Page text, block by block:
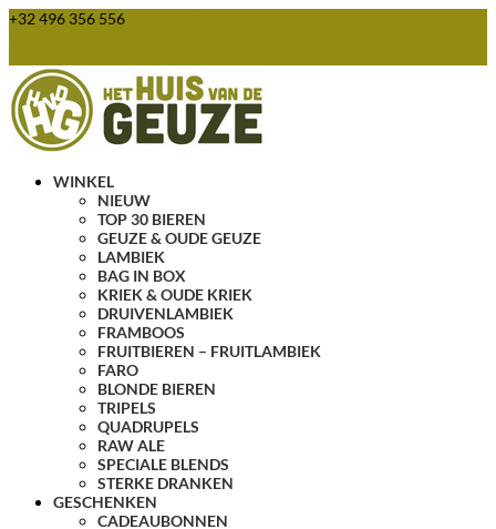
+32 496 356 556
WINKEL
NIEUW
TOP 30 BIEREN
GEUZE & OUDE GEUZE
LAMBIEK
BAG IN BOX
KRIEK & OUDE KRIEK
DRUIVENLAMBIEK
FRAMBOOS
FRUITBIEREN – FRUITLAMBIEK
FARO
BLONDE BIEREN
TRIPELS
QUADRUPELS
RAW ALE
SPECIALE BLENDS
STERKE DRANKEN
GESCHENKEN
CADEAUBONNEN